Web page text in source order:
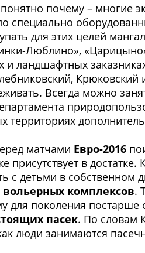
почему – многие
специально
для этих целей
Люблино»,
ландшафтных
Крюковский
Всегда можно
территориях
матчами Евро-2016
присутствует в
с детьми в собственном
вольерных комплексов.
для поколения
пасек. По словам
люди занимаются